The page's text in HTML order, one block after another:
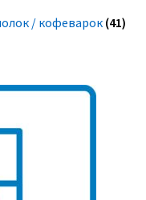
/ кофеварок (41)